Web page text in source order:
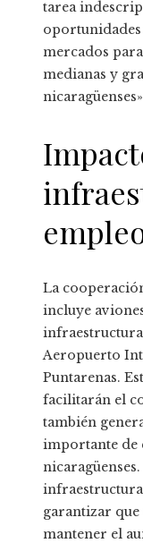
tarea
mercados
medianas y
La
incluye
Aeropuerto
Puntarenas.
facilitarán el
también
importante de
garantizar que
mantener el